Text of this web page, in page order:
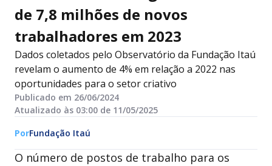
de 7,8 milhões de novos
trabalhadores em 2023
Dados coletados pelo Observatório da Fundação Itaú
revelam o aumento de 4% em relação a 2022 nas
oportunidades para o setor criativo
Publicado em 26/06/2024
Atualizado às 03:00 de 11/05/2025
PorFundação Itaú
O número de postos de trabalho para os